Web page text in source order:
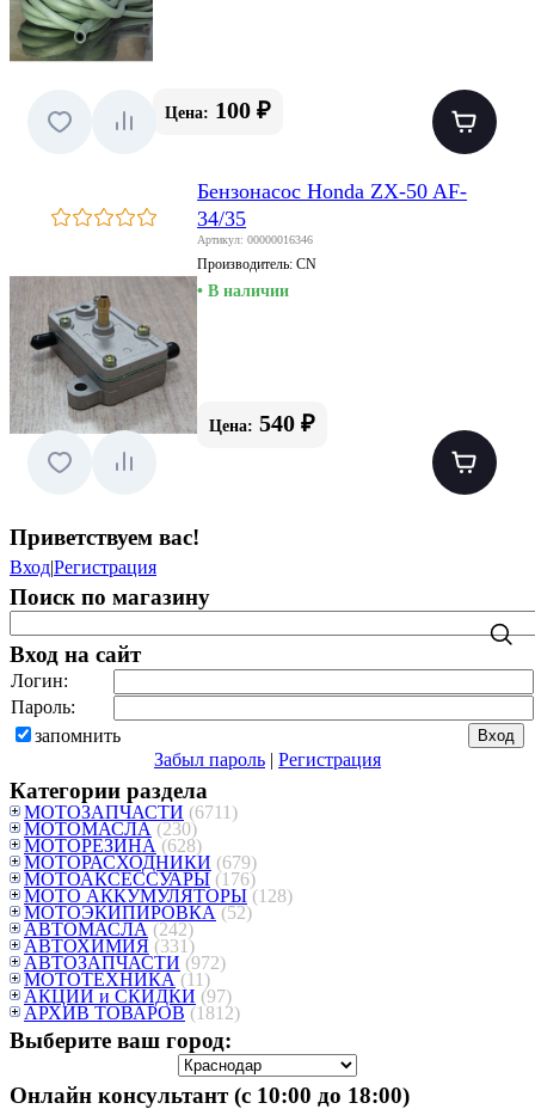
Цена: 100 ₽
Бензонасос Honda ZX-50 AF-
34/35
Артикул: 00000016346
Производитель:CN
• В наличии
Цена: 540 ₽
Приветствуем вас!
Вход|Регистрация
Поиск по магазину
Вход на сайт
Логин:
Пароль:
запомнить
Забыл пароль | Регистрация
Категории раздела
МОТОЗАПЧАСТИ (6711)
МОТОМАСЛА (230)
МОТОРЕЗИНА (628)
МОТОРАСХОДНИКИ (679)
МОТОАКСЕССУАРЫ (176)
МОТО АККУМУЛЯТОРЫ (128)
МОТОЭКИПИРОВКА (52)
АВТОМАСЛА (242)
АВТОХИМИЯ (331)
АВТОЗАПЧАСТИ (972)
МОТОТЕХНИКА (11)
АКЦИИ и СКИДКИ (97)
АРХИВ ТОВАРОВ (1812)
Выберите ваш город:
Онлайн консультант (с 10:00 до 18:00)